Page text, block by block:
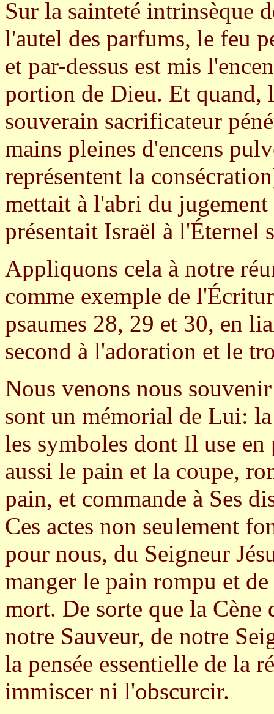
Sur la sainteté intrinsèque
l'autel des parfums, le feu
et par-dessus est mis
portion de Dieu. Et quand,
souverain sacrificateur
mains pleines d'encens
représentent la
mettait à l'abri du
présentait Israël à l'Éternel
Appliquons cela à notre
comme exemple de
psaumes 28, 29 et 30, en
second à l'adoration et le
Nous venons nous
sont un mémorial de Lui:
les symboles dont Il use
aussi le pain et la coupe,
pain, et commande à Ses
Ces actes non seulement
pour nous, du Seigneur
manger le pain rompu et
mort. De sorte que la Cène
notre Sauveur, de notre
la pensée essentielle de la
immiscer ni l'obscurcir.